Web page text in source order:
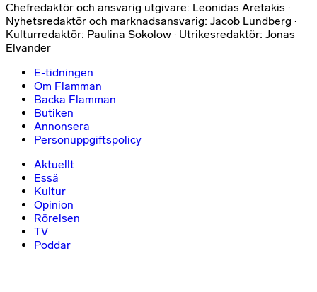
Chefredaktör och ansvarig utgivare: Leonidas Aretakis ·
Nyhetsredaktör och marknadsansvarig: Jacob Lundberg ·
Kulturredaktör: Paulina Sokolow · Utrikesredaktör: Jonas
Elvander
E-tidningen
Om Flamman
Backa Flamman
Butiken
Annonsera
Personuppgiftspolicy
Aktuellt
Essä
Kultur
Opinion
Rörelsen
TV
Poddar